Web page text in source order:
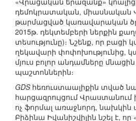
դեմոկրատական, միասնական
թարմացված կառավարական
2015թ. դեկտեմբերի ներքին
տեսությունը)։ Նշենք, որ բացի
ղեկավարի փոփոխությունից,
մյուս բոլոր անդամները
պաշտոններին։
GDSհեռուստաալիքին տված
հարցազրույցում Վրաստանում
ոչ ֆորմալ առաջնորդ,
Բիձինա Իվանիշվիլին նշել է, որ